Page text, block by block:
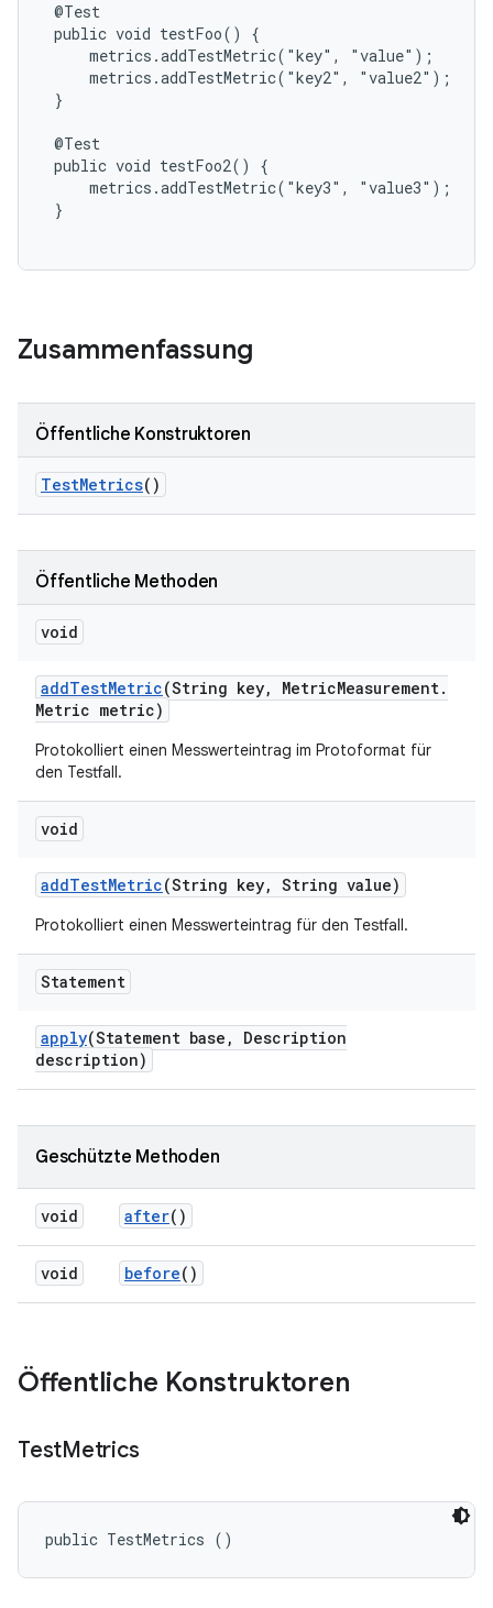
@Test
public void testFoo() {
     metrics.addTestMetric("key", "value");
     metrics.addTestMetric("key2", "value2");
}
@Test
public void testFoo2() {
     metrics.addTestMetric("key3", "value3");
}
Zusammenfassung
Öffentliche Konstruktoren
TestMetrics()
Öffentliche Methoden
void
addTestMetric(String key, MetricMeasurement.
Metric metric)
Protokolliert einen Messwerteintrag im Protoformat für
den Testfall.
void
addTestMetric(String key, String value)
Protokolliert einen Messwerteintrag für den Testfall.
Statement
apply(Statement base ,
Description
description)
Geschützte Methoden
void after()
void before()
Öffentliche Konstruktoren
TestMetrics
public TestMetrics ()